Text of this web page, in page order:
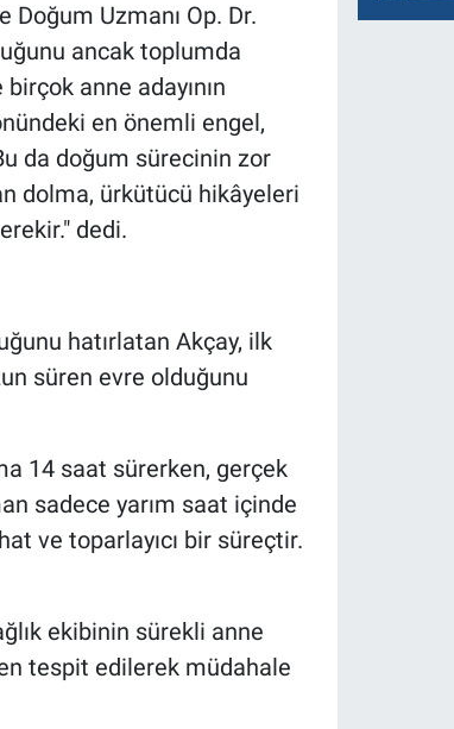
Doğum Uzmanı Op. Dr.
ancak toplumda
anne adayının
en önemli engel,
da doğum sürecinin zor
dolma, ürkütücü hikâyeleri
dedi.
hatırlatan Akçay, ilk
süren evre olduğunu
14 saat sürerken, gerçek
sadece yarım saat içinde
ve toparlayıcı bir süreçtir.
ekibinin sürekli anne
tespit edilerek müdahale